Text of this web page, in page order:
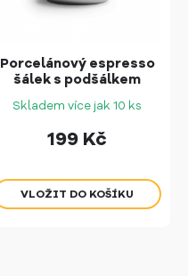
Porcelánový espresso
šálek s podšálkem
Skladem více jak 10 ks
199 Kč